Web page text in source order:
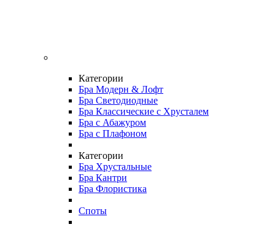
Категории
Бра Модерн & Лофт
Бра Светодиодные
Бра Классические с Хрусталем
Бра с Абажуром
Бра с Плафоном
Категории
Бра Хрустальные
Бра Кантри
Бра Флористика
Споты